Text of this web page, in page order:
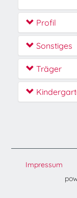
Profil
Sonstiges
Träger
Impressum